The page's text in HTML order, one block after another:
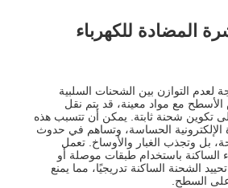
المضادة للكهرباء
لعدم التوازن بين الشحنات السلبية
الأسطح مع مواد معينة، قد يتم نقل
تكوين شحنة ثابتة. يمكن أن تتسبب هذه
الإلكترونية الحساسة، وتساهم في حدوث
بل وتجذب الغبار والأوساخ. تعمل
الساكنة باستخدام طبقات موصلة أو
الشحنة الساكنة تدريجيًا، مما يمنع
على السطح.